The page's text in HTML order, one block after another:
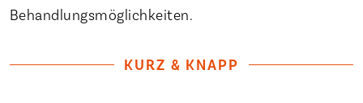
Behandlungsmöglichkeiten.
KURZ & KNAPP